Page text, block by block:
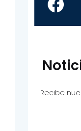
Recibe